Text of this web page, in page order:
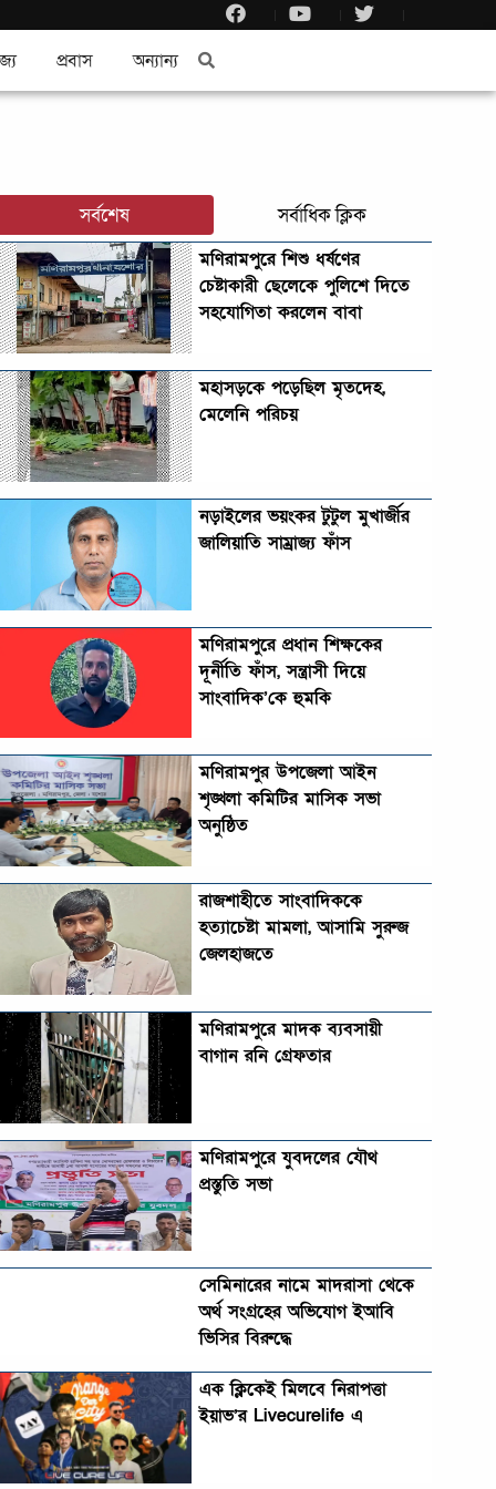
প্রবাস অন্যান্য
সর্বশেষ সর্বাধিক ক্লিক
মণিরামপুরে শিশু ধর্ষণের
চেষ্টাকারী ছেলেকে পুলিশে দিতে
সহযোগিতা করলেন বাবা
মহাসড়কে পড়েছিল মৃতদেহ,
মেলেনি পরিচয়
নড়াইলের ভয়ংকর টুটুল মুখার্জীর
জালিয়াতি সাম্রাজ্য ফাঁস
মণিরামপুরে প্রধান শিক্ষকের
দূর্নীতি ফাঁস, সন্ত্রাসী দিয়ে
সাংবাদিক’কে হুমকি
মণিরামপুর উপজেলা আইন
শৃঙ্খলা কমিটির মাসিক সভা
অনুষ্ঠিত‎‎
রাজশাহীতে সাংবাদিককে
হত্যাচেষ্টা মামলা, আসামি সুরুজ
জেলহাজতে
মণিরামপুরে মাদক ব্যবসায়ী
বাগান রনি গ্রেফতার
মণিরামপুরে যুবদলের যৌথ
প্রস্তুতি সভা
সেমিনারের নামে মাদরাসা থেকে
অর্থ সংগ্রহের অভিযোগ ইআবি
ভিসির বিরুদ্ধে
এক ক্লিকেই মিলবে নিরাপত্তা
ইয়াভ’র Livecurelife এ